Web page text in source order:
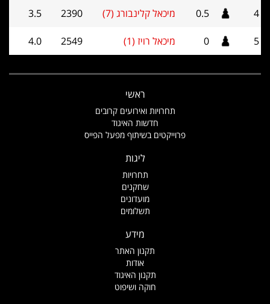
4
0.5 מיכאל קלינבורג (7) 2390
3.5
5
0 מיכאל רויז (1) 2549
4.0
ראשי
תחרויות ואירועים קרובים
חדשות האיגוד
פרוייקטים בשיתוף מפעל הפייס
ליגות
תחרויות
שחקנים
מועדונים
תשלומים
מידע
תקנון האתר
אודות
תקנון האיגוד
חוקה ושיפוט